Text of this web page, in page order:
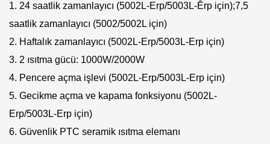
1. 24 saatlik zamanlayıcı (5002L-Erp/5003L-Ērp için);7,5
saatlik zamanlayıcı (5002/5002L için)
2. Haftalık zamanlayıcı (5002L-Erp/5003L-Erp için)
3. 2 ısıtma gücü: 1000W/2000W
4. Pencere açma işlevi (5002L-Erp/5003L-Erp için)
5. Gecikme açma ve kapama fonksiyonu (5002L-
Erp/5003L-Erp için)
6. Güvenlik PTC seramik ısıtma elemanı